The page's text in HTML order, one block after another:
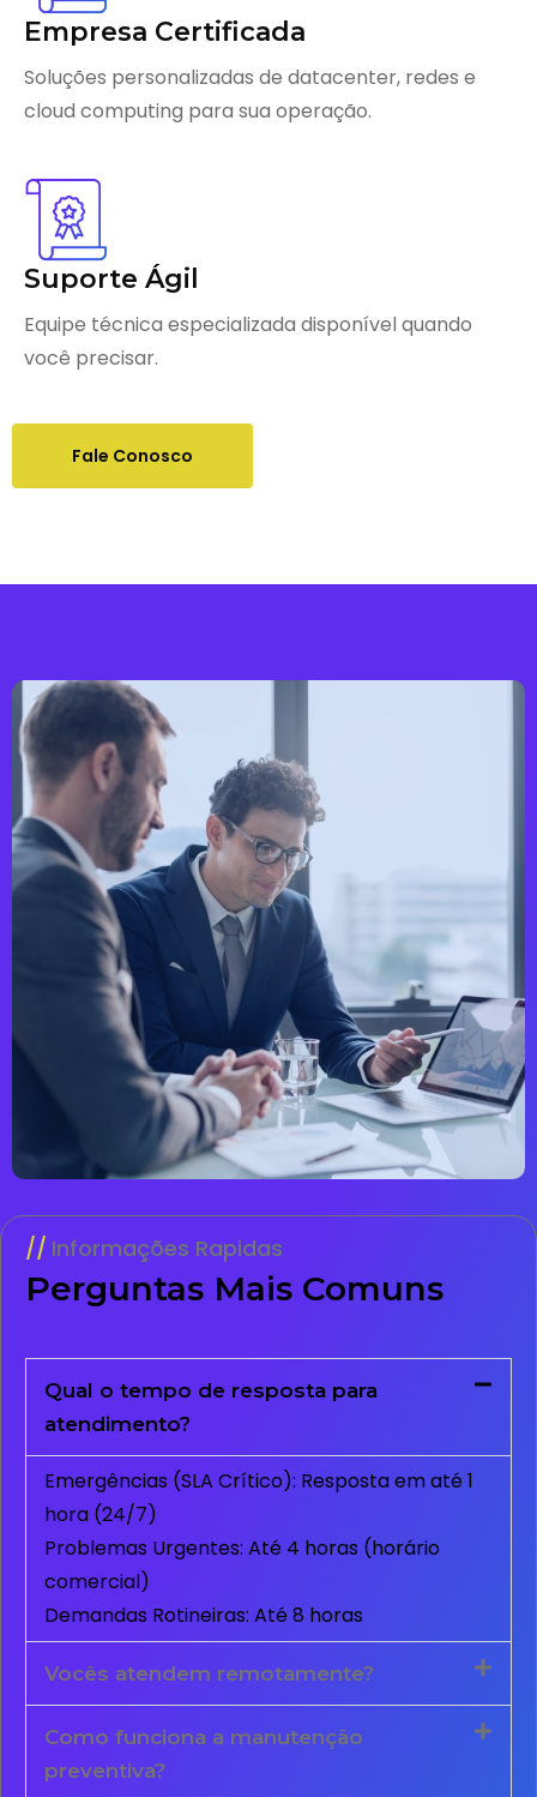
Empresa Certificada
Soluções personalizadas de datacenter, redes e
cloud computing para sua operação.
Suporte Ágil
Equipe técnica especializada disponível quando
você precisar.
Fale Conosco
Informações Rapidas
Perguntas Mais Comuns
Qual o tempo de resposta para
atendimento?
Emergências (SLA Crítico): Resposta em até 1
hora (24/7)
Problemas Urgentes: Até 4 horas (horário
comercial)
Demandas Rotineiras: Até 8 horas
Vocês atendem remotamente?
Como funciona a manutenção
preventiva?